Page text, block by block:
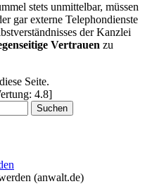
stets unmittelbar, müssen
gar externe Telephondienste
der Kanzlei
Vertrauen zu
Seite.
4.8]
(anwalt.de)